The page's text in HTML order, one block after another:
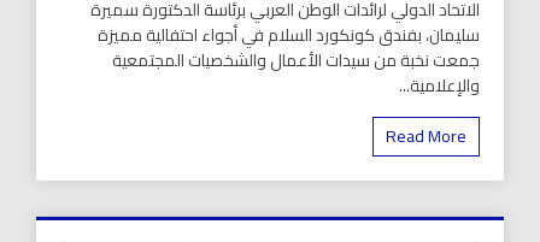
الاتحاد الدولي لرائدات الوطن العربي برئاسة الدكتورة سميرة
سليمان، بفندق كونكورد السلام في أجواء احتفالية مميزة
جمعت نخبة من سيدات الأعمال والشخصيات المجتمعية
والإعلامية...
Read More